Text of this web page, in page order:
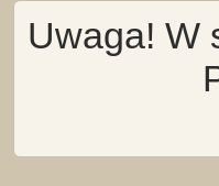
Uwaga! W